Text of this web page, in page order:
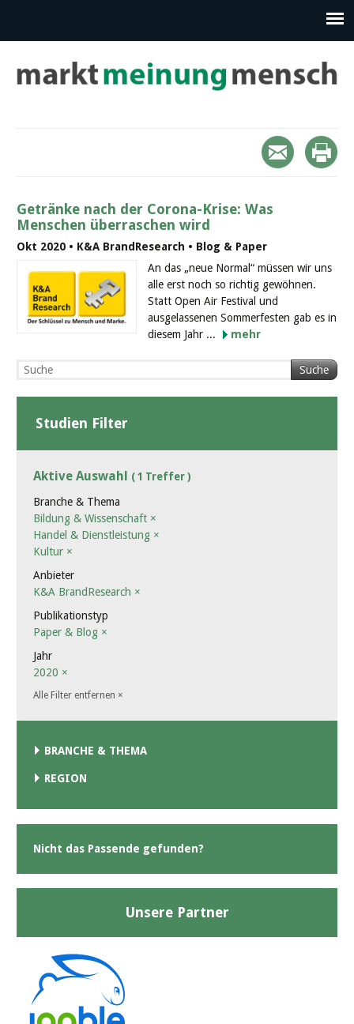
Getränke nach der Corona-Krise: Was
Menschen überraschen wird
Okt 2020 • K&A BrandResearch • Blog & Paper
An das „neue Normal“ müssen wir uns
alle erst noch so richtig gewöhnen.
Statt Open Air Festival und
ausgelassenen Sommerfesten gab es in
diesem Jahr ...
mehr
Suche
Studien Filter
Aktive Auswahl ( 1 Treffer )
Branche & Thema
Bildung & Wissenschaft ×
Handel & Dienstleistung ×
Kultur ×
Anbieter
K&A BrandResearch ×
Publikationstyp
Paper & Blog ×
Jahr
2020 ×
Alle Filter entfernen ×
BRANCHE & THEMA
REGION
Nicht das Passende gefunden?
Unsere Partner